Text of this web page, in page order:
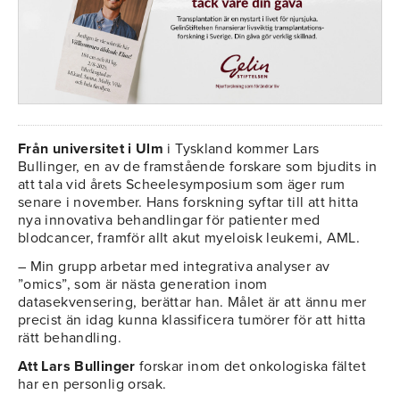
Från universitet i Ulm i Tyskland kommer Lars
Bullinger, en av de framstående forskare som bjudits in
att tala vid årets Scheelesymposium som äger rum
senare i november. Hans forskning syftar till att hitta
nya innovativa behandlingar för patienter med
blodcancer, framför allt akut myeloisk leukemi, AML.
– Min grupp arbetar med integrativa analyser av
”omics”, som är nästa generation inom
datasekvensering, berättar han. Målet är att ännu mer
precist än idag kunna klassificera tumörer för att hitta
rätt behandling.
Att Lars Bullinger forskar inom det onkologiska fältet
har en personlig orsak.